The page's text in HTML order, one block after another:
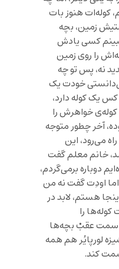
کوله‌ات هنوز بات
زمین، بچه
کسی یادش
را روی زمین
نه، پس تو چه
خودت یک
یک کوله دارد،
خواهرش را
آخر چطور متوجه
می‌رود، این
خانم معلم گفت
دوباره برمی‌گردم،
اودِت گفت نه من
هستم، لابد در
را
سمت عقبْ‌ بچه‌ها
لورپایُر هم همه‌
کند.